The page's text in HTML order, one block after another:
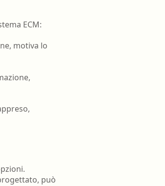
Veterinario - Igiene degli
zootecniche
alimenti di origine animale e
Veterinario - sanità animale
ECM:
motiva lo
può